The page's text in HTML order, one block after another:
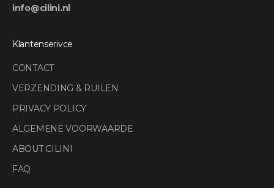
info@cilini.nl
Klantenserivce
CONTACT
VERZENDING & RUILEN
PRIVACY POLICY
ALGEMENE VOORWAARDE
ABOUT CILINI
FAQ